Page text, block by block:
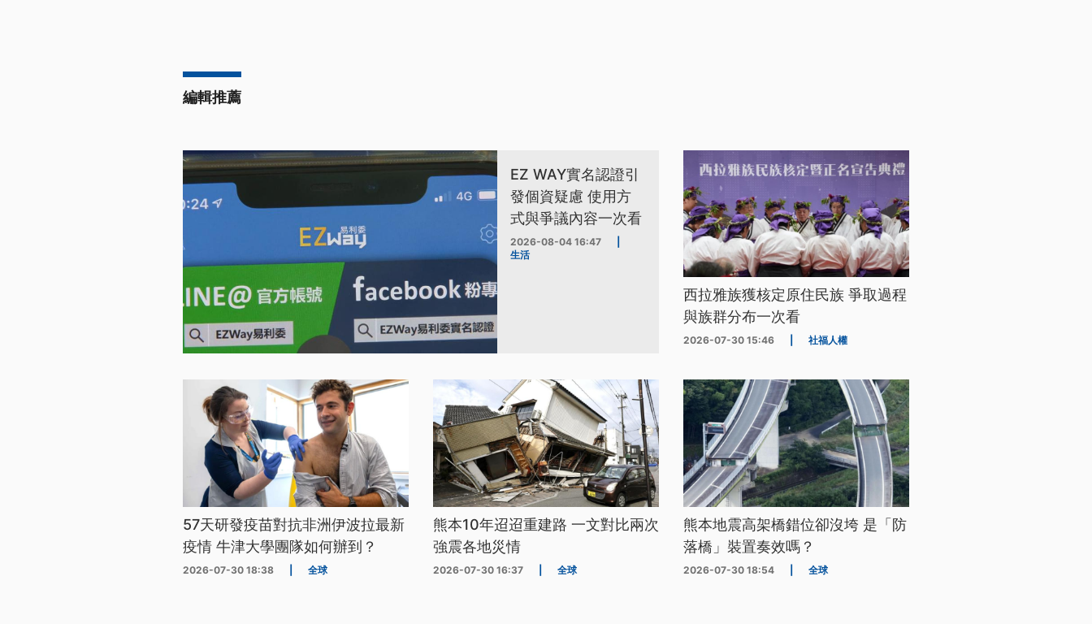
編輯推薦
EZ WAY實名認證引
發個資疑慮 使用方
式與爭議內容一次看
2026-08-04 16:47
生活
西拉雅族獲核定原住民族 爭取過程
與族群分布一次看
2026-07-30 15:46 社福人權
57天研發疫苗對抗非洲伊波拉最新
疫情 牛津大學團隊如何辦到？
2026-07-30 18:38 全球
熊本10年迢迢重建路 一文對比兩次
強震各地災情
2026-07-30 16:37 全球
熊本地震高架橋錯位卻沒垮 是「防
落橋」裝置奏效嗎？
2026-07-30 18:54 全球